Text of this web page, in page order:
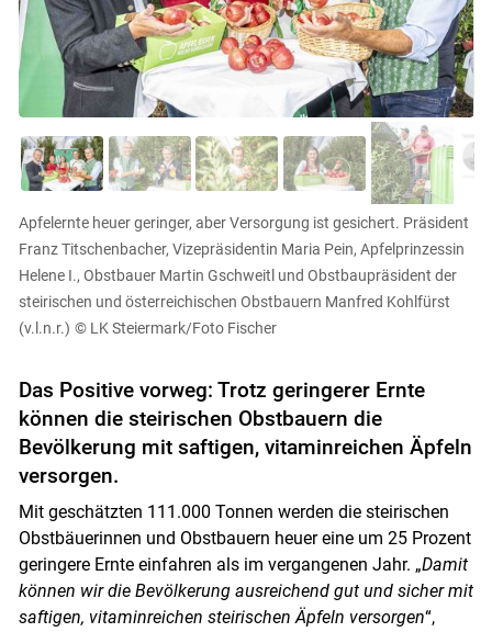
Apfelernte heuer geringer, aber Versorgung ist gesichert. Präsident
Franz Titschenbacher, Vizepräsidentin Maria Pein, Apfelprinzessin
Helene I., Obstbauer Martin Gschweitl und Obstbaupräsident der
steirischen und österreichischen Obstbauern Manfred Kohlfürst
(v.l.n.r.) © LK Steiermark/Foto Fischer
Das Positive vorweg: Trotz geringerer Ernte
können die steirischen Obstbauern die
Bevölkerung mit saftigen, vitaminreichen Äpfeln
versorgen.
Mit geschätzten 111.000 Tonnen werden die steirischen
Obstbäuerinnen und Obstbauern heuer eine um 25 Prozent
geringere Ernte einfahren als im vergangenen Jahr. „Damit
können wir die Bevölkerung ausreichend gut und sicher mit
saftigen, vitaminreichen steirischen Äpfeln versorgen“,